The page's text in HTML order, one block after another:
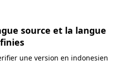
source et la langue
une version en indonesien